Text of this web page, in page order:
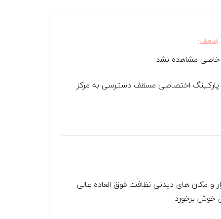
ضعف:
مشاهده نشد
پارکینگ اختصاصی مسقف دسترسی به مرکز
مکان های دیدنی نظافت فوق العاده عالی
خوش برخورد